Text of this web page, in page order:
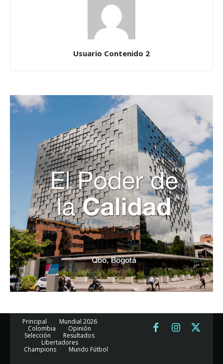
Usuario Contenido 2
Principal
Mundial 2026
Colombia
Opinión
Selección
Resultados
Libertadores
Champions
Mundo Fútbol